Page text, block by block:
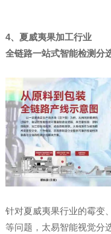
4、夏威夷果加工行业
全链路一站式智能检测分
针对夏威夷果行业的霉变
等问题，太易智能视觉分